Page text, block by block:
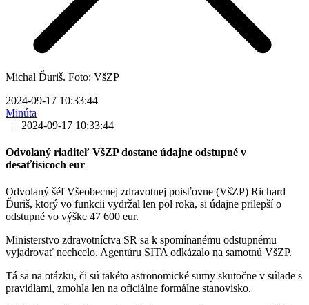
Michal Ďuriš. Foto: VšZP
2024-09-17 10:33:44
Minúta
|
2024-09-17 10:33:44
Odvolaný riaditeľ VšZP dostane údajne odstupné v
desaťtisícoch eur
Odvolaný šéf Všeobecnej zdravotnej poisťovne (VšZP) Richard
Ďuriš, ktorý vo funkcii vydržal len pol roka, si údajne prilepší o
odstupné vo výške 47 600 eur.
Ministerstvo zdravotníctva SR sa k spomínanému odstupnému
vyjadrovať nechcelo. Agentúru SITA odkázalo na samotnú VšZP.
Tá sa na otázku, či sú takéto astronomické sumy skutočne v súlade s
pravidlami, zmohla len na oficiálne formálne stanovisko.